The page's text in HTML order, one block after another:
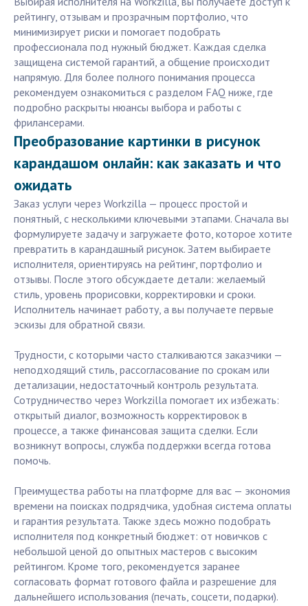
рейтингу, отзывам и прозрачным портфолио, что
минимизирует риски и помогает подобрать
профессионала под нужный бюджет. Каждая сделка
защищена системой гарантий, а общение происходит
напрямую. Для более полного понимания процесса
рекомендуем ознакомиться с разделом FAQ ниже, где
подробно раскрыты нюансы выбора и работы с
фрилансерами.
Преобразование картинки в рисунок
карандашом онлайн: как заказать и что
ожидать
Заказ услуги через Workzilla — процесс простой и
понятный, с несколькими ключевыми этапами. Сначала вы
формулируете задачу и загружаете фото, которое хотите
превратить в карандашный рисунок. Затем выбираете
исполнителя, ориентируясь на рейтинг, портфолио и
отзывы. После этого обсуждаете детали: желаемый
стиль, уровень прорисовки, корректировки и сроки.
Исполнитель начинает работу, а вы получаете первые
эскизы для обратной связи.
Трудности, с которыми часто сталкиваются заказчики —
неподходящий стиль, рассогласование по срокам или
детализации, недостаточный контроль результата.
Сотрудничество через Workzilla помогает их избежать:
открытый диалог, возможность корректировок в
процессе, а также финансовая защита сделки. Если
возникнут вопросы, служба поддержки всегда готова
помочь.
Преимущества работы на платформе для вас — экономия
времени на поисках подрядчика, удобная система оплаты
и гарантия результата. Также здесь можно подобрать
исполнителя под конкретный бюджет: от новичков с
небольшой ценой до опытных мастеров с высоким
рейтингом. Кроме того, рекомендуется заранее
согласовать формат готового файла и разрешение для
дальнейшего использования (печать, соцсети, подарки).